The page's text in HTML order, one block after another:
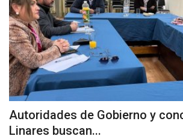
Autoridades de Gobierno y
Linares buscan...